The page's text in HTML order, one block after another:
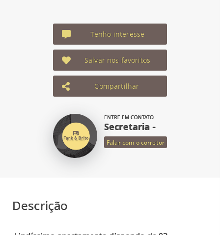
Tenho interesse
Salvar nos favoritos
Compartilhar
ENTRE EM CONTATO
Secretaria -
Falar com o corretor
Descrição